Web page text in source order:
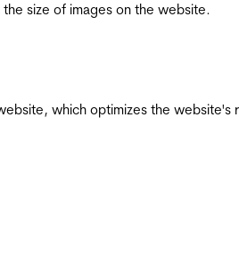
size of images on the website.
which optimizes the